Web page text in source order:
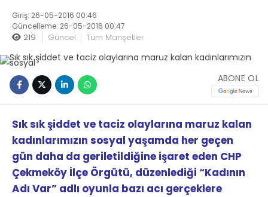
Giriş: 26-05-2016 00:46
Güncelleme: 26-05-2016 00:47
219 Güncel Tüm Manşetler
ABONE OL
Sık sık şiddet ve taciz olaylarına maruz kalan
kadınlarımızın sosyal yaşamda her geçen
gün daha da geriletildiğine işaret eden CHP
Çekmeköy İlçe Örgütü, düzenlediği “Kadının
Adı Var” adlı oyunla bazı acı gerçeklere